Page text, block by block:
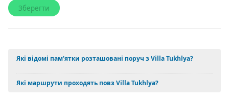
Які відомі пам'ятки розташовані поруч з Villa Tukhlyа?
Які маршрути проходять повз Villa Tukhlyа?